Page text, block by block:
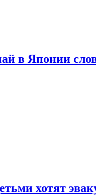
в Японии
хотят